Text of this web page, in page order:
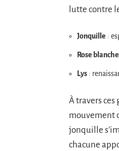
lutte contre
Jonquille :
Rose blanche
Lys :
À travers
mouvement
jonquille
chacune